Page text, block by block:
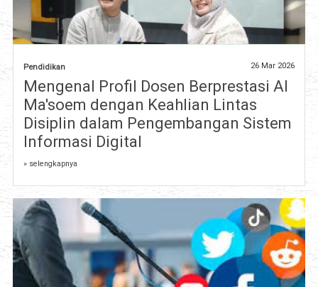
Pendidikan 26 Mar 2026
Mengenal Profil Dosen Berprestasi Al
Ma'soem dengan Keahlian Lintas
Disiplin dalam Pengembangan Sistem
Informasi Digital
» selengkapnya